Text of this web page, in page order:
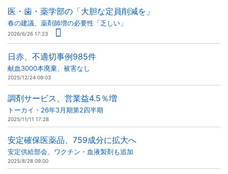
医・歯・薬学部の「大胆な定員削減を」
春の建議、薬剤師増の必要性「乏しい」
2026/6/26 17:23
日赤、不適切事例985件
献血3000本廃棄、被害なし
2025/12/24 09:03
調剤サービス、営業益4.5％増
トーカイ・26年3月期第2四半期
2025/11/11 17:28
安定確保医薬品、759成分に拡大へ
安定供給部会、ワクチン・血液製剤も追加
2025/8/28 09:00